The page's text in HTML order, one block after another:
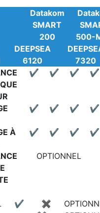
Datakom
SMART
200
500-
DEEPSEA
6120
7320
✔ ✔ ✔ ✔
✔ ✔ ✔ ✔
À
✔ ✔ ✔ ✔
OPTIONNEL
✔ ✖